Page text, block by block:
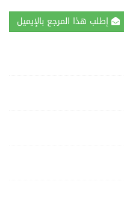
إطلب هذا المرجع بالإيميل